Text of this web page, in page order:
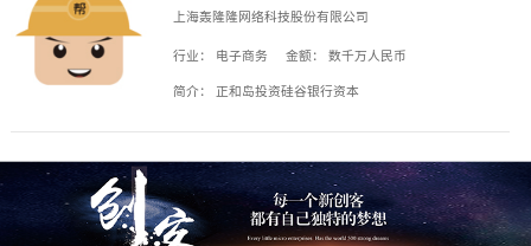
上海轰隆隆网络科技股份有限公司
行业： 电子商务 金额： 数千万人民币
简介： 正和岛投资硅谷银行资本